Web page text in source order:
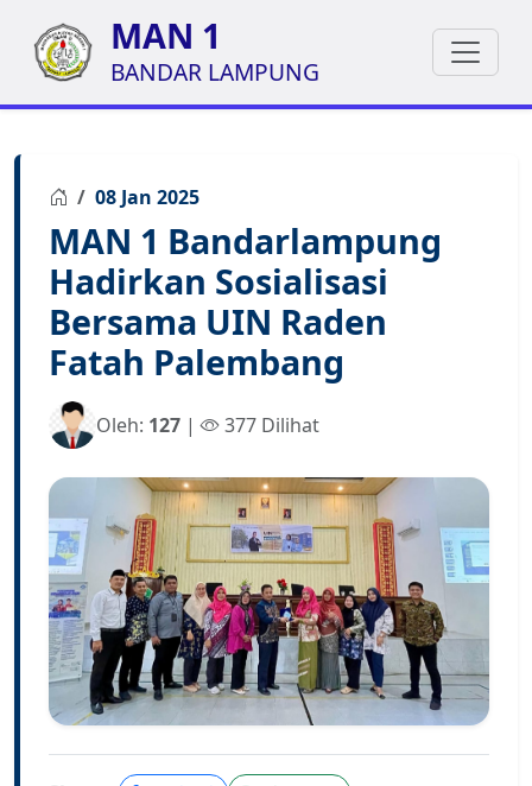
MAN 1
BANDAR LAMPUNG
08 Jan 2025
MAN 1 Bandarlampung
Hadirkan Sosialisasi
Bersama UIN Raden
Fatah Palembang
Oleh: 127 | 377 Dilihat